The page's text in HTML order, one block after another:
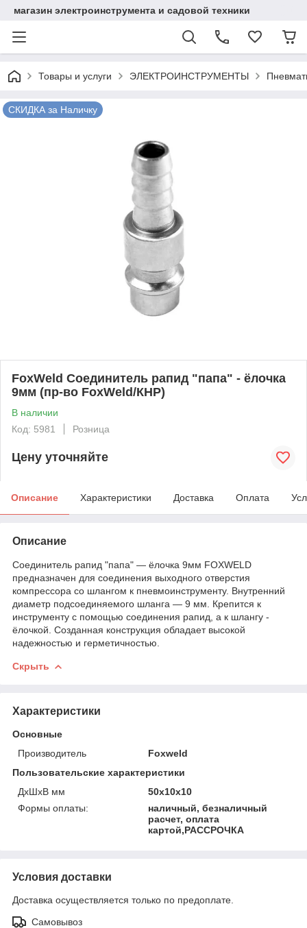
магазин электроинструмента и садовой техники
Товары и услуги ЭЛЕКТРОИНСТРУМЕНТЫ
СКИДКА за Наличку
FoxWeld Соединитель рапид "папа" - ёлочка
9мм (пр-во FoxWeld/КНР)
В наличии
Код: 5981
Розница
Цену уточняйте
Описание Характеристики Доставка Оплата
Описание
Соединитель рапид "папа" — ёлочка 9мм FOXWELD
предназначен для соединения выходного отверстия
компрессора со шлангом к пневмоинструменту. Внутренний
диаметр подсоединяемого шланга — 9 мм. Крепится к
инструменту с помощью соединения рапид, а к шлангу -
ёлочкой. Созданная конструкция обладает высокой
надежностью и герметичностью.
Скрыть
Характеристики
Основные
Производитель
Foxweld
Пользовательские характеристики
ДхШхВ мм
50х10х10
Формы оплаты:
наличный, безналичный
расчет, оплата
картой,РАССРОЧКА
Условия доставки
Доставка осуществляется только по предоплате.
Самовывоз